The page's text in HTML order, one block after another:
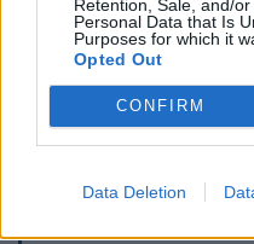
Retention, Sale, and/
Personal Data that Is
Purposes for which it
Opted Out
CONFIRM
Data Deletion
Signaler une erreur